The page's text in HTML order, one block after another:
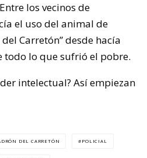
los vecinos de
el uso del animal de
Carretón” desde hacía
todo lo que sufrió el pobre.
intelectual? Así empiezan
DEL CARRETÓN POLICIAL